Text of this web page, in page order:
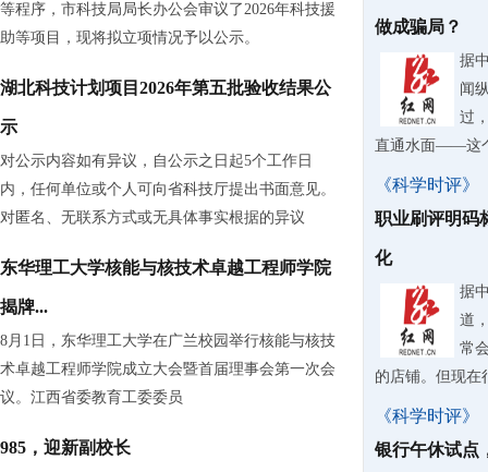
等程序，市科技局局长办公会审议了2026年科技援
助等项目，现将拟立项情况予以公示。
湖北科技计划项目2026年第五批验收结果公
示
对公示内容如有异议，自公示之日起5个工作日
内，任何单位或个人可向省科技厅提出书面意见。
对匿名、无联系方式或无具体事实根据的异议
东华理工大学核能与核技术卓越工程师学院
揭牌...
8月1日，东华理工大学在广兰校园举行核能与核技
术卓越工程师学院成立大会暨首届理事会第一次会
议。江西省委教育工委委员
985，迎新副校长
做成骗局？
据
闻
过
直通水面——这
《科学时评》
职业刷评明码
化
据
道
常
的店铺。但现在
《科学时评》
银行午休试点